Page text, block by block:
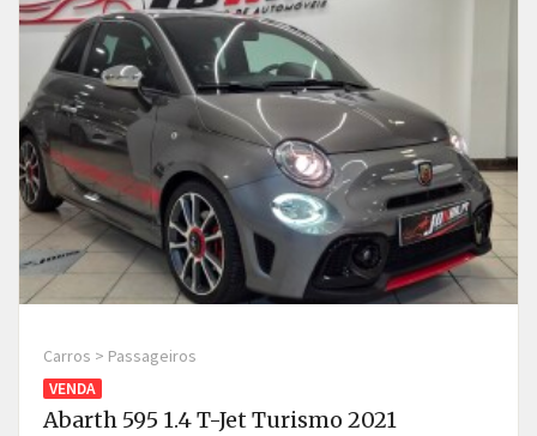
Carros > Passageiros
VENDA
Abarth 595 1.4 T-Jet Turismo 2021